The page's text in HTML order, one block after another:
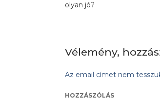
olyan jó?
Vélemény,
Az email címet nem
HOZZÁSZÓLÁS